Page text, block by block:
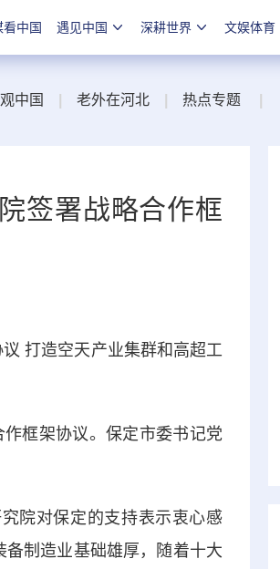
看中国 遇见中国 深耕世界 文娱体育
中国 老外在河北 热点专题
签署战略合作框
打造空天产业集群和高超工
框架协议。保定市委书记党
院对保定的支持表示衷心感
制造业基础雄厚，随着十大